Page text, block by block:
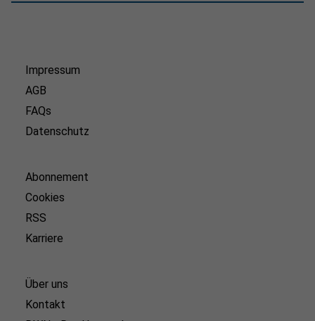
Impressum
AGB
FAQs
Datenschutz
Abonnement
Cookies
RSS
Karriere
Über uns
Kontakt